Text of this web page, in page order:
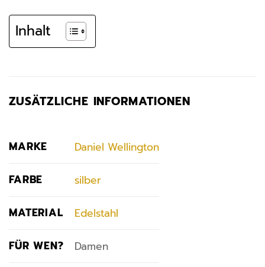
Inhalt
ZUSÄTZLICHE INFORMATIONEN
MARKE Daniel Wellington
FARBE silber
MATERIAL Edelstahl
FÜR WEN? Damen